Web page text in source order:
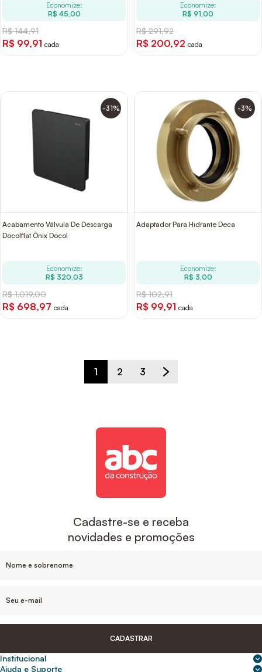
Economize:
R$ 45,00
R$ 144,91
R$ 99,91 cada
Economize:
R$ 91,00
R$ 291,92
R$ 200,92 cada
-31%
Acabamento Válvula De Descarga
Docolflat Ônix Docol
Economize:
R$ 320,03
R$ 1.019,00
R$ 698,97 cada
-3%
Adaptador Para Hidrante Deca
Economize:
R$ 3,00
R$ 102,91
R$ 99,91 cada
1 2 3
Cadastre-se e receba
novidades e promoções
CADASTRAR
Institucional
Sobre nós
Ajuda e Suporte